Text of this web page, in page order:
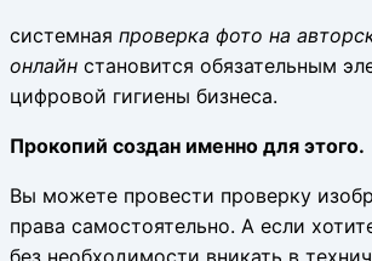
системная проверка фото на
онлайн становится обязательным
цифровой гигиены бизнеса.
Прокопий создан именно для этого.
Вы можете провести проверку
права самостоятельно. А если